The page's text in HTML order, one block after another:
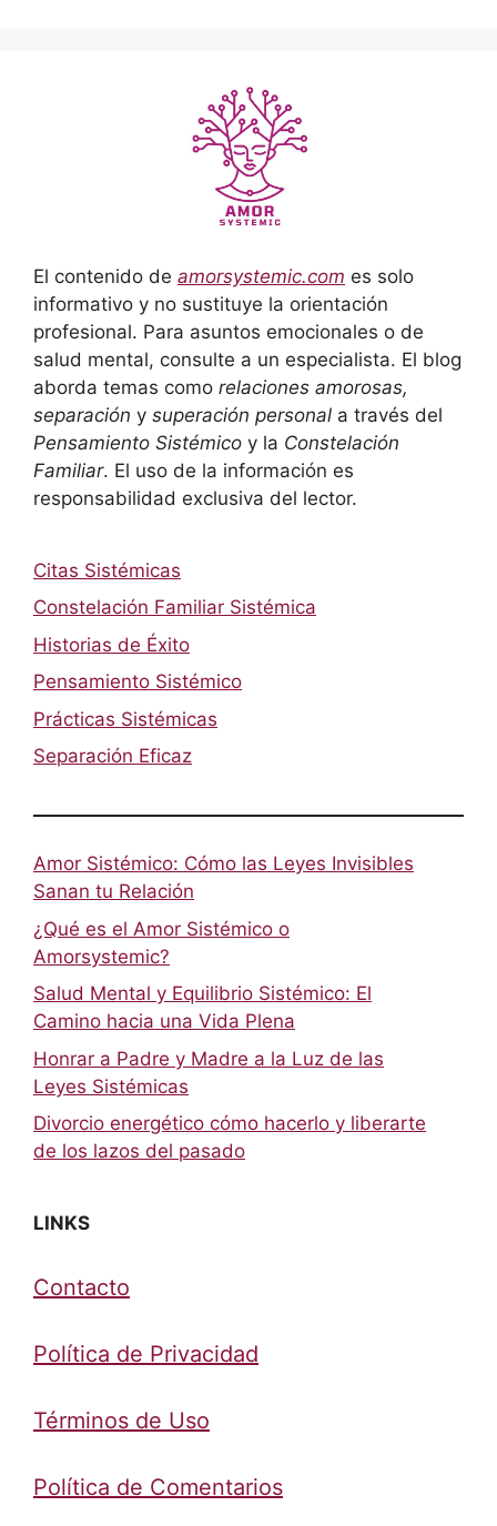
El contenido de amorsystemic.com es solo
informativo y no sustituye la orientación
profesional. Para asuntos emocionales o de
salud mental, consulte a un especialista. El blog
aborda temas como relaciones amorosas,
separación y superación personal a través del
Pensamiento Sistémico y la Constelación
Familiar. El uso de la información es
responsabilidad exclusiva del lector.
Citas Sistémicas
Constelación Familiar Sistémica
Historias de Éxito
Pensamiento Sistémico
Prácticas Sistémicas
Separación Eficaz
Amor Sistémico: Cómo las Leyes Invisibles
Sanan tu Relación
¿Qué es el Amor Sistémico o
Amorsystemic?
Salud Mental y Equilibrio Sistémico: El
Camino hacia una Vida Plena
Honrar a Padre y Madre a la Luz de las
Leyes Sistémicas
Divorcio energético cómo hacerlo y liberarte
de los lazos del pasado
LINKS
Contacto
Política de Privacidad
Términos de Uso
Política de Comentarios